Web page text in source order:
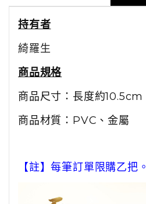
持有者
綺羅生
商品規格
商品尺寸：長度約10.5cm
商品材質：PVC、金屬
【註】每筆訂單限購乙把。